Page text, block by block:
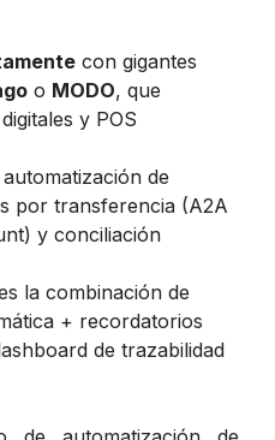
con gigantes
o MODO, que
y POS
de
por transferencia (A2A
y conciliación
la combinación de
+ recordatorios
de trazabilidad